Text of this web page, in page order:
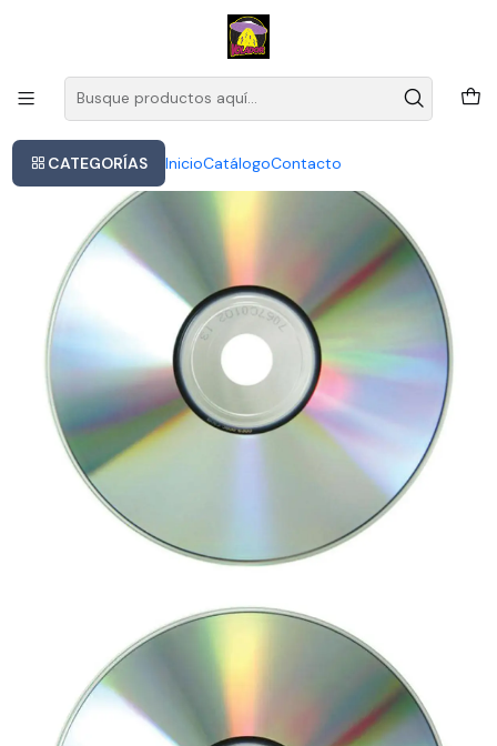
CATEGORÍAS InicioCatálogoContacto
Este es el texto del slide